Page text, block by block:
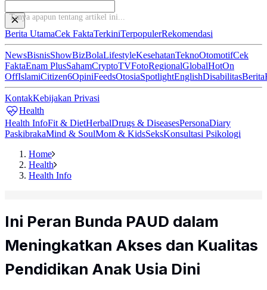
Tanya apapun tentang artikel ini...
Berita UtamaCek FaktaTerkiniTerpopulerRekomendasi
NewsBisnisShowBizBolaLifestyleKesehatanTeknoOtomotifCek
FaktaEnam PlusSahamCryptoTVFotoRegionalGlobalHotOn
OffIslamiCitizen6OpiniFeedsOtosiaSpotlightEnglishDisabilitasBerita
KontakKebijakan Privasi
Health
Health InfoFit & DietHerbalDrugs & DiseasesPersonaDiary
PaskibrakaMind & SoulMom & KidsSeksKonsultasi Psikologi
Home
Health
Health Info
Ini Peran Bunda PAUD dalam
Meningkatkan Akses dan Kualitas
Pendidikan Anak Usia Dini